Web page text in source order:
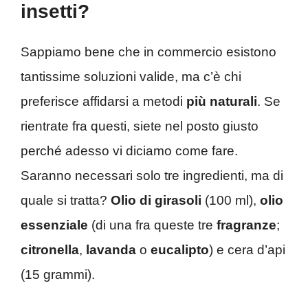
insetti?
Sappiamo bene che in commercio esistono
tantissime soluzioni valide, ma c’è chi
preferisce affidarsi a metodi più naturali. Se
rientrate fra questi, siete nel posto giusto
perché adesso vi diciamo come fare.
Saranno necessari solo tre ingredienti, ma di
quale si tratta? Olio di girasoli (100 ml), olio
essenziale (di una fra queste tre fragranze;
citronella, lavanda o eucalipto) e cera d’api
(15 grammi).